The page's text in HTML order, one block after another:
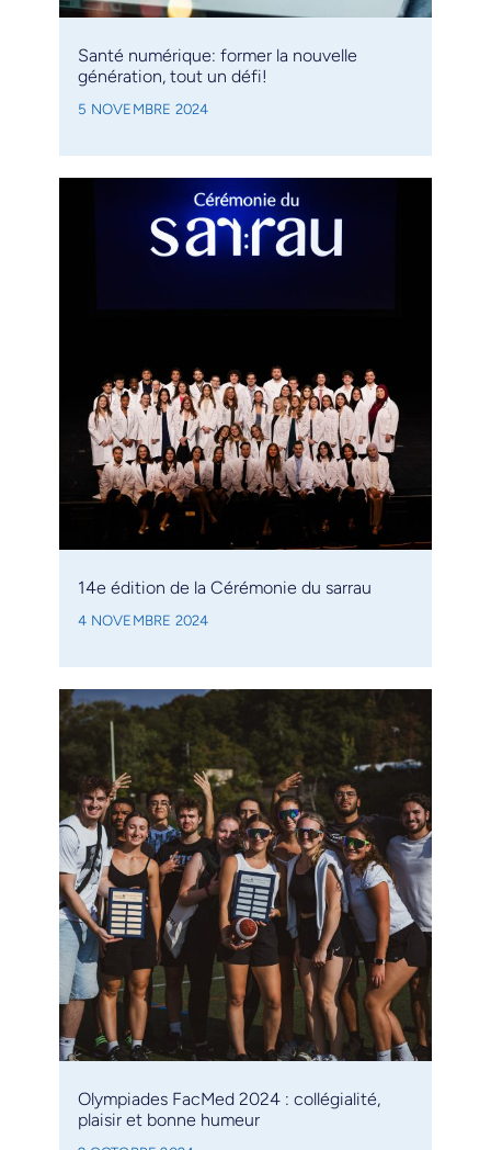
Santé numérique: former la nouvelle
génération, tout un défi!
5 NOVEMBRE 2024
14e édition de la Cérémonie du sarrau
4 NOVEMBRE 2024
Olympiades FacMed 2024 : collégialité,
plaisir et bonne humeur